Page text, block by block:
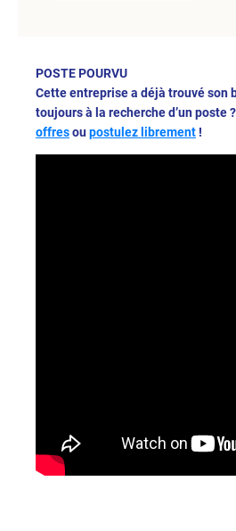
POSTE POURVU
Cette entreprise a déjà trouvé son
toujours à la recherche d’un poste
offresoupostulez librement !